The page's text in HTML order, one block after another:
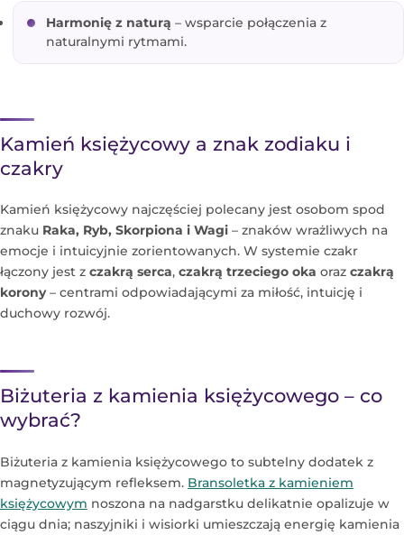
Harmonię z naturą – wsparcie połączenia z
naturalnymi rytmami.
Kamień księżycowy a znak zodiaku i
czakry
Kamień księżycowy najczęściej polecany jest osobom spod
znaku Raka, Ryb, Skorpiona i Wagi – znaków wrażliwych na
emocje i intuicyjnie zorientowanych. W systemie czakr
łączony jest z czakrą serca, czakrą trzeciego oka oraz czakrą
korony– centrami odpowiadającymi za miłość, intuicję i
duchowy rozwój.
Biżuteria z kamienia księżycowego – co
wybrać?
Biżuteria z kamienia księżycowego to subtelny dodatek z
magnetyzującym refleksem. Bransoletka z kamieniem
księżycowym noszona na nadgarstku delikatnie opalizuje w
ciągu dnia; naszyjniki i wisiorki umieszczają energię kamienia